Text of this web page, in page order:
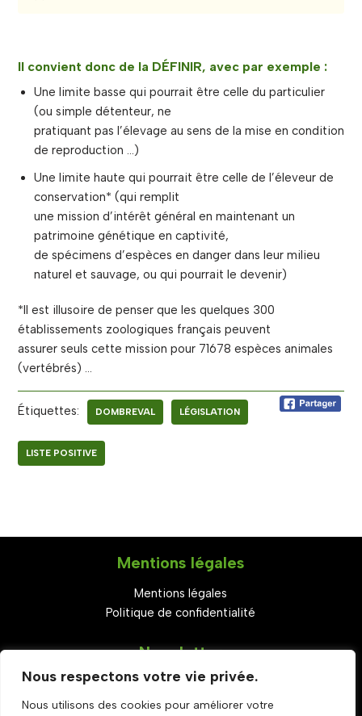
Nous respectons votre vie privée.
Nous utilisons des cookies pour améliorer votre
Il convient donc de la DÉFINIR, avec par exemple :
Une limite basse qui pourrait être celle du particulier
(ou simple détenteur, ne
pratiquant pas l’élevage au sens de la mise en condition
de reproduction …)
Une limite haute qui pourrait être celle de l’éleveur de
conservation* (qui remplit
une mission d’intérêt général en maintenant un
patrimoine génétique en captivité,
de spécimens d’espèces en danger dans leur milieu
naturel et sauvage, ou qui pourrait le devenir)
*Il est illusoire de penser que les quelques 300
établissements zoologiques français peuvent
assurer seuls cette mission pour 71678 espèces animales
(vertébrés) …
Étiquettes: DOMBREVAL LÉGISLATION
LISTE POSITIVE
Mentions légales
Mentions légales
Politique de confidentialité
Newsletter